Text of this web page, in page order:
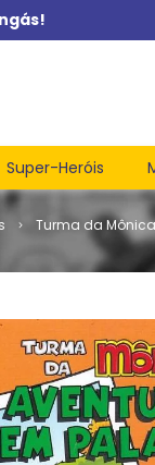
Super-Heróis
Turma da